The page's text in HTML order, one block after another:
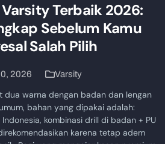
Terbaik 2026:
Sebelum Kamu
Salah Pilih
2026 Varsity
dua warna dengan badan dan lengan
bahan yang dipakai adalah:
kombinasi drill di badan + PU
karena tetap adem